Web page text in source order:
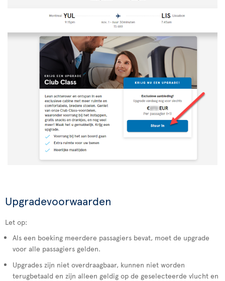
Upgradevoorwaarden
Let op:
Als een boeking meerdere passagiers bevat, moet de upgrade
voor alle passagiers gelden.
Upgrades zijn niet overdraagbaar, kunnen niet worden
terugbetaald en zijn alleen geldig op de geselecteerde vlucht en